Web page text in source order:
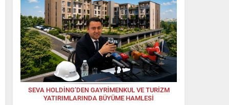
SEVA HOLDİNG’DEN GAYRİMENKUL VE TURİZM
YATIRIMLARINDA BÜYÜME HAMLESİ